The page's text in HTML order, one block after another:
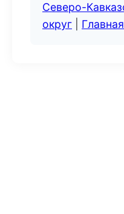
Северо-
округ